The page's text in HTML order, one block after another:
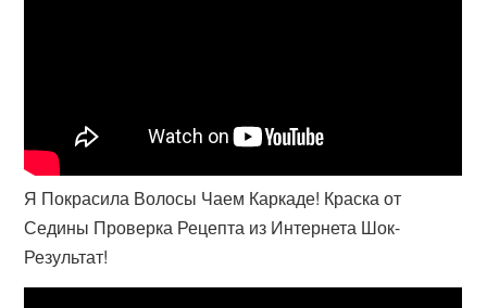
Я Покрасила Волосы Чаем Каркаде! Краска от
Седины Проверка Рецепта из Интернета Шок-
Результат!